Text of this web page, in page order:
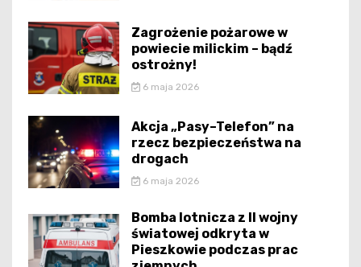
Zagrożenie pożarowe w
powiecie milickim – bądź
ostrożny!
6 maja 2026
Akcja „Pasy–Telefon” na
rzecz bezpieczeństwa na
drogach
6 maja 2026
Bomba lotnicza z II wojny
światowej odkryta w
Pieszkowie podczas prac